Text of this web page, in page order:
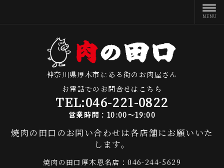
神奈川県厚木市にある街のお肉屋さん
お電話でのお問合せはこちら
TEL:046-221-0822
営業時間：10:00～19:00
焼肉の田口のお問い合わせは各店舗にお願いいた
します。
焼肉の田口厚木恩名店：046-244-5629